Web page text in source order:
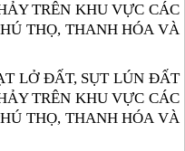
TRÊN KHU VỰC CÁC
THỌ, THANH HÓA VÀ
LỞ ĐẤT, SỤT LÚN ĐẤT
TRÊN KHU VỰC CÁC
THỌ, THANH HÓA VÀ